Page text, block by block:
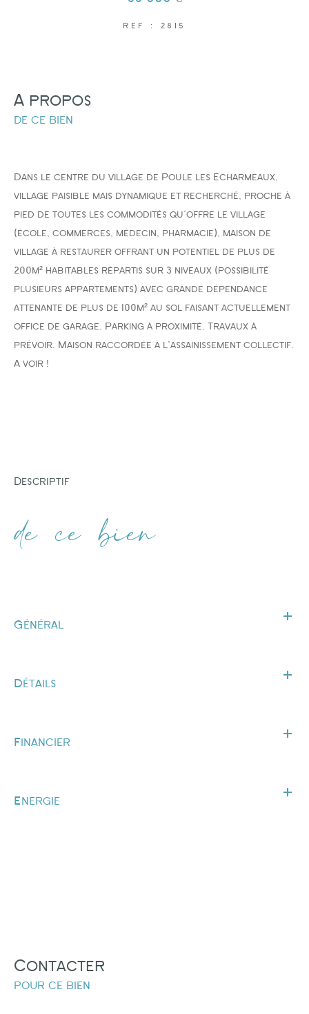
REF : 2815
a propos
de ce bien
Dans le centre du village de Poule les Echarmeaux,
village paisible mais dynamique et recherché, proche à
pied de toutes les commodités qu'offre le village
(école, commerces, médecin, pharmacie), maison de
village à restaurer offrant un potentiel de plus de
200m² habitables répartis sur 3 niveaux (possibilité
plusieurs appartements) avec grande dépendance
attenante de plus de 100m² au sol faisant actuellement
office de garage. Parking à proximité. Travaux à
prévoir. Maison raccordée à l'assainissement collectif.
A voir !
descriptif
de ce bien
Général
Détails
Financier
Energie
Contacter
pour ce bien
TERRASSE
FILTRER PAR
RECHERCHER